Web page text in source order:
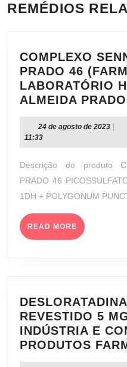
REMÉDIOS
COMPLEXO
PRADO 46
LABORATÓRIO
ALMEIDA
24 de agosto de 202324
2023
11:33
Descrição do produto
PRADO 46
1DH + POLYGONUM
READ MORE READ
MORE
REVESTIDO 5
INDÚSTRIA E
PRODUTOS